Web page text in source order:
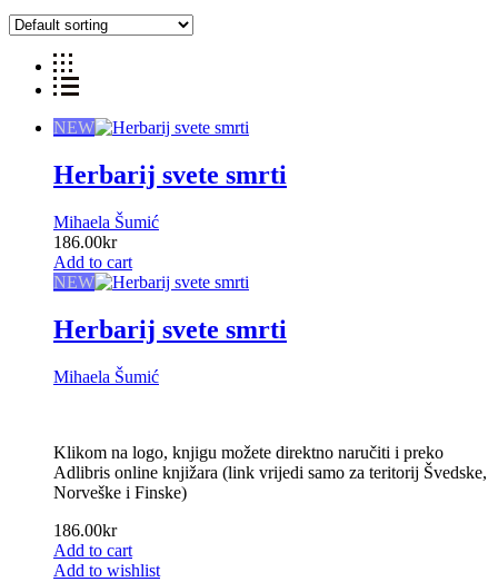
NEW
Herbarij svete smrti
Mihaela Šumić
186.00kr
Add to cart
NEW
Herbarij svete smrti
Mihaela Šumić
Klikom na logo, knjigu možete direktno naručiti i preko
Adlibris online knjižara (link vrijedi samo za teritorij Švedske,
Norveške i Finske)
186.00kr
Add to cart
Add to wishlist